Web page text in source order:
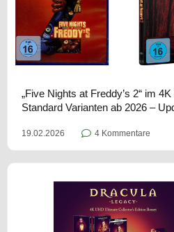
„Five Nights at Freddy’s 2“ im
Standard Varianten ab 2026 –
19.02.2026 4 Kommentare